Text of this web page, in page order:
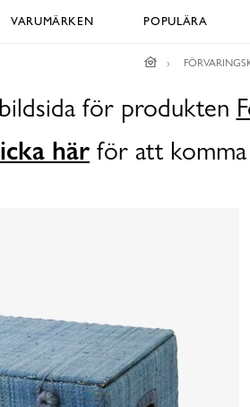
VARUMÄRKEN POPULÄRA
för produkten
här för att